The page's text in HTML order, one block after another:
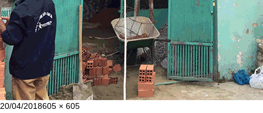
Đăng
20/04/2018Kích
605 × 605